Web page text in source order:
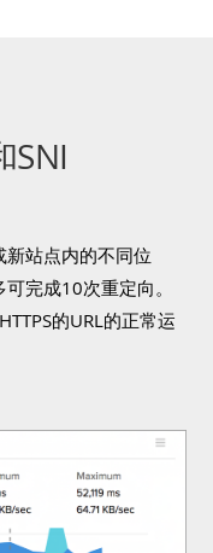
SNI
站点内的不同位
完成10次重定向。
的URL的正常运